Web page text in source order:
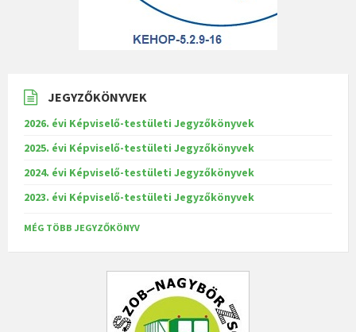
JEGYZŐKÖNYVEK
2026. évi Képviselő-testületi Jegyzőkönyvek
2025. évi Képviselő-testületi Jegyzőkönyvek
2024. évi Képviselő-testületi Jegyzőkönyvek
2023. évi Képviselő-testületi Jegyzőkönyvek
MÉG TÖBB JEGYZŐKÖNYV